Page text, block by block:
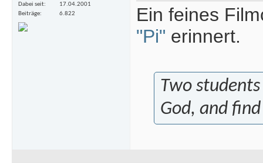
Dabei seit
17.04.2001
Beiträge
6.822
Ein feines
"Pi" erinnert.
Two
God, and